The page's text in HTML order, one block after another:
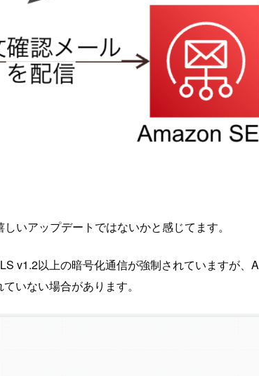
いアップデートではないかと感じてます。
v1.2以上の暗号化通信が強制されていますが
いない場合があります。